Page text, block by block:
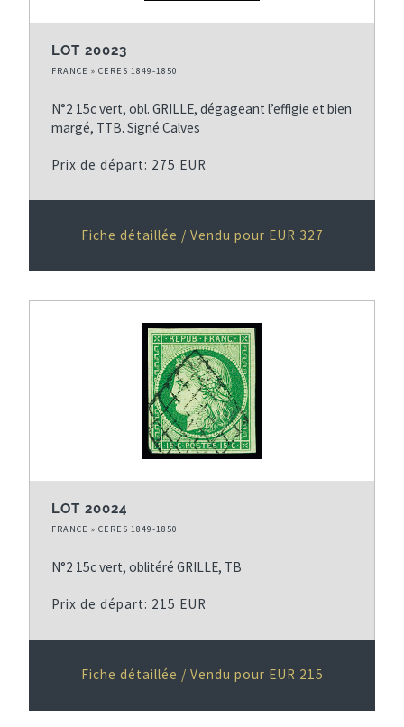
LOT 20023
FRANCE » CERES 1849-1850
N°2 15c vert, obl. GRILLE, dégageant l’effigie et bien
margé, TTB. Signé Calves
Prix de départ: 275 EUR
Fiche détaillée / Vendu pour EUR 327
LOT 20024
FRANCE » CERES 1849-1850
N°2 15c vert, oblitéré GRILLE, TB
Prix de départ: 215 EUR
Fiche détaillée / Vendu pour EUR 215